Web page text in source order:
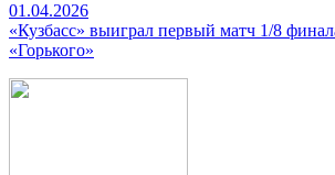
01.04.2026
«Кузбасс» выиграл первый матч 1/8
«Горького»